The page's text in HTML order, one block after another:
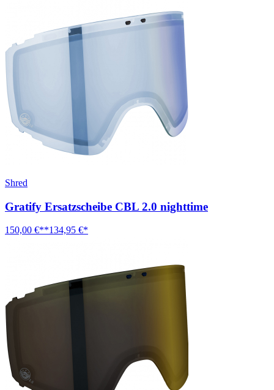
Shred
Gratify Ersatzscheibe CBL 2.0 nighttime
150,00 €**134,95 €*